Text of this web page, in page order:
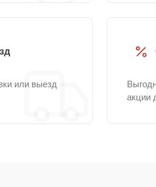
или выезд
акции